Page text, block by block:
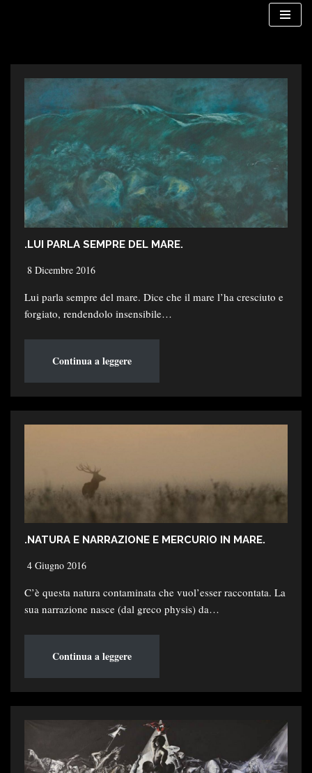
.LUI PARLA SEMPRE DEL MARE.
8 Dicembre 2016
Lui parla sempre del mare. Dice che il mare l’ha cresciuto e
forgiato, rendendolo insensibile…
Continua a leggere
.NATURA E NARRAZIONE E MERCURIO IN MARE.
4 Giugno 2016
C’è questa natura contaminata che vuol’esser raccontata. La
sua narrazione nasce (dal greco physis) da…
Continua a leggere